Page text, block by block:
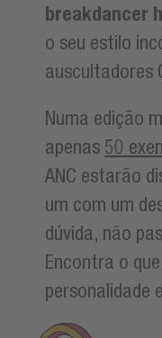
breakdancer
o seu estilo
auscultadores
Numa edição
apenas 50
ANC estarão
um com um
dúvida, não
Encontra o
personalidade